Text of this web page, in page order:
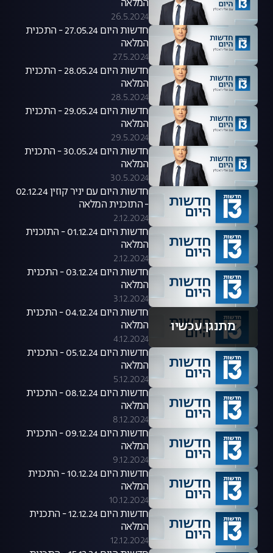
המלאה
26.5.2024
חדשות היום 27.05.24 - התכנית
המלאה
27.5.2024
חדשות היום 28.05.24 - התכנית
המלאה
28.5.2024
חדשות היום 29.05.24 - התכנית
המלאה
29.5.2024
חדשות היום 30.05.24 - התכנית
המלאה
30.5.2024
חדשות היום עם יניר קוזין 02.12.24
- התוכנית המלאה
2.12.2024
חדשות היום 01.12.24 - התוכנית
המלאה
2.12.2024
חדשות היום 03.12.24 - התכנית
המלאה
3.12.2024
מתנגן עכשיו
חדשות היום 04.12.24 - התכנית
המלאה
4.12.2024
חדשות היום 05.12.24 - התכנית
המלאה
5.12.2024
חדשות היום 08.12.24 - התכנית
המלאה
8.12.2024
חדשות היום 09.12.24 - התכנית
המלאה
9.12.2024
חדשות היום 10.12.24 - התכנית
המלאה
10.12.2024
חדשות היום 12.12.24 - התכנית
המלאה
12.12.2024